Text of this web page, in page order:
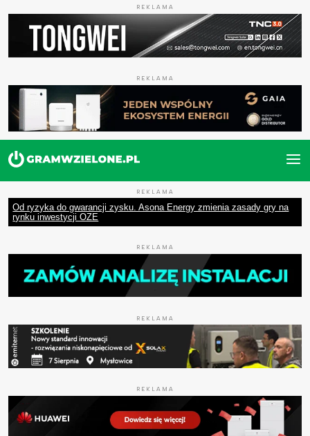
REKLAMA
REKLAMA
REKLAMA
Od ryzyka do gwarancji zysku. Asona Energy zmienia zasady gry na
rynku inwestycji OZE
REKLAMA
REKLAMA
REKLAMA